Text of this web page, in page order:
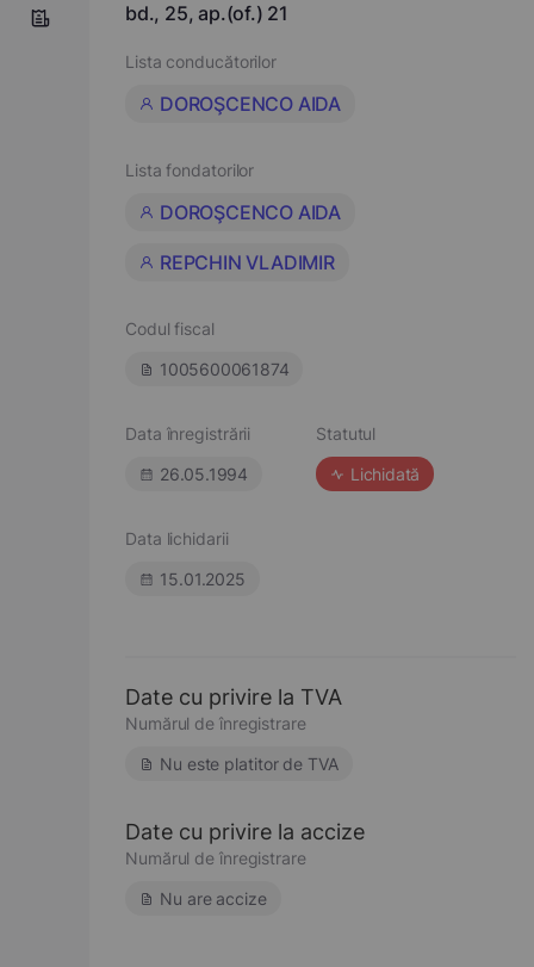
bd., 25, ap.(of.) 21
Lista conducătorilor
DOROŞCENCO AIDA
Lista fondatorilor
DOROŞCENCO AIDA
REPCHIN VLADIMIR
Codul fiscal
1005600061874
Data înregistrării
26.05.1994
Statutul
Lichidată
Data lichidarii
15.01.2025
Date cu privire la TVA
Numărul de înregistrare
Nu este platitor de TVA
Date cu privire la accize
Numărul de înregistrare
Nu are accize